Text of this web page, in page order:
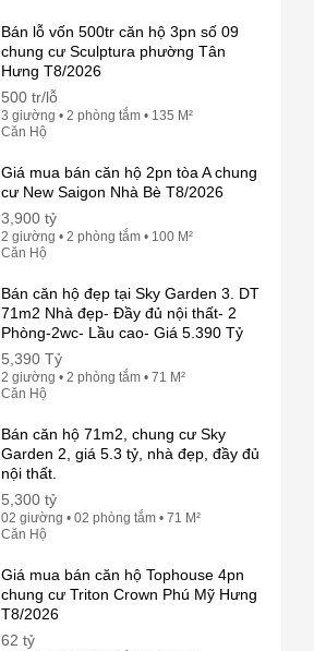
Bán lỗ vốn 500tr căn hộ 3pn số 09
chung cư Sculptura phường Tân
Hưng T8/2026
500 tr/lỗ
3 giường • 2 phòng tắm • 135 M²
Căn Hộ
Giá mua bán căn hộ 2pn tòa A chung
cư New Saigon Nhà Bè T8/2026
3,900 tỷ
2 giường • 2 phòng tắm • 100 M²
Căn Hộ
Bán căn hộ đẹp tại Sky Garden 3. DT
71m2 Nhà đẹp- Đầy đủ nội thất- 2
Phòng-2wc- Lầu cao- Giá 5.390 Tỷ
5,390 Tỷ
2 giường • 2 phòng tắm • 71 M²
Căn Hộ
Bán căn hộ 71m2, chung cư Sky
Garden 2, giá 5.3 tỷ, nhà đẹp, đầy đủ
nội thất.
5,300 tỷ
02 giường • 02 phòng tắm • 71 M²
Căn Hộ
Giá mua bán căn hộ Tophouse 4pn
chung cư Triton Crown Phú Mỹ Hưng
T8/2026
62 tỷ